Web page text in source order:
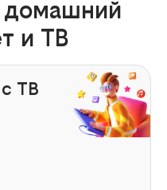
домашний
и ТВ
ТВ